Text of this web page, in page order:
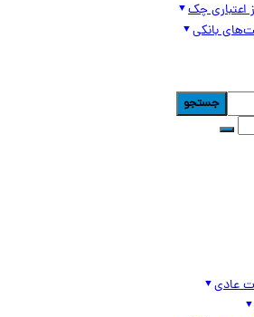
چک
بانکی
جستجو